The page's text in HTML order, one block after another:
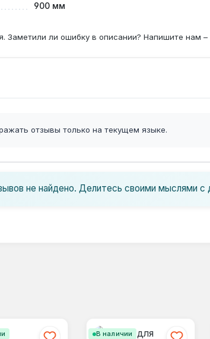
900 мм
Заметили ли ошибку в описании? Напишите нам
отзывы только на текущем языке.
не найдено. Делитесь своими мыслями с
В наличии